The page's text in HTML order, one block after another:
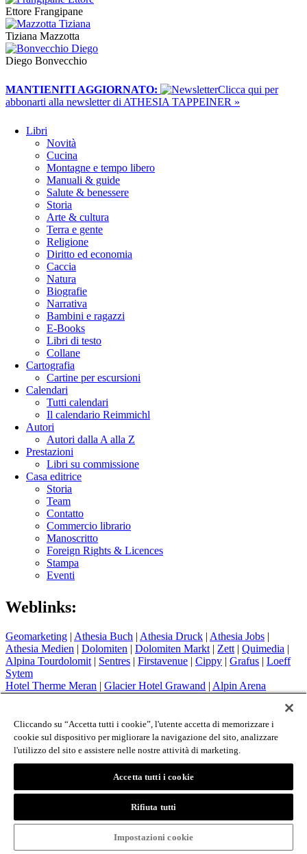
Ettore Frangipane
Tiziana Mazzotta
Diego Bonvecchio
MANTIENITI AGGIORNATO:
​Clicca qui per
abbonarti alla newsletter di ATHESIA TAPPEINER »
Libri
Novità
Cucina
Montagne e tempo libero
Manuali & guide
Salute & benessere
Storia
Arte & cultura
Terra e gente
Religione
Diritto ed economia
Caccia
Natura
Biografie
Narrativa
Bambini e ragazzi
E-Books
Libri di testo
Collane
Cartografia
Cartine per escursioni
Calendari
Tutti calendari
Il calendario Reimmichl
Autori
Autori dalla A alla Z
Prestazioni
Libri su commissione
Casa editrice
Storia
Team
Contatto
Commercio librario
Manoscritto
Foreign Rights & Licences
Stampa
Eventi
Weblinks:
Geomarketing | Athesia Buch | Athesia Druck | Athesia Jobs |
Athesia Medien | Dolomiten | Dolomiten Markt | Zett | Quimedia |
Alpina Tourdolomit | Sentres | Firstavenue | Cippy | Grafus | Loeff
Sytem
Hotel Therme Meran | Glacier Hotel Grawand | Alpin Arena
Colophon
Privacy Policy
Cookie Policy
Login
© 2026 - Athesia Buch GmbH / Athesia Tappeiner Verlag -
www.whmedia.it
Cliccando su “Accetta tutti i cookie”, l'utente accetta di memorizzare i
cookie sul dispositivo per migliorare la navigazione del sito, analizzare
l'utilizzo del sito e assistere nelle nostre attività di marketing.
Accetta tutti i cookie
Rifiuta tutti
Impostazioni cookie